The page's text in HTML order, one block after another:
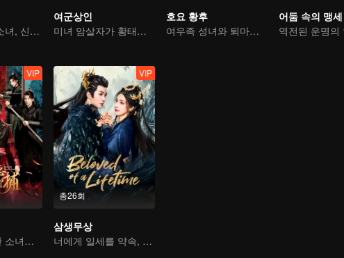
외로운 인간 소녀, 신수와의 운명적 계약
여군상인
미녀 암살자가 황태자의 마음을 사로잡는다
호요 황후
여우족 성녀와 퇴마사의 대결
어둠 속의 맹세
VIP
만화로 들어간 소녀의 4대 미남 공략기
총26회
VIP
삼생무상
너에게 일세를 약속, 나에게 삼생을 다오